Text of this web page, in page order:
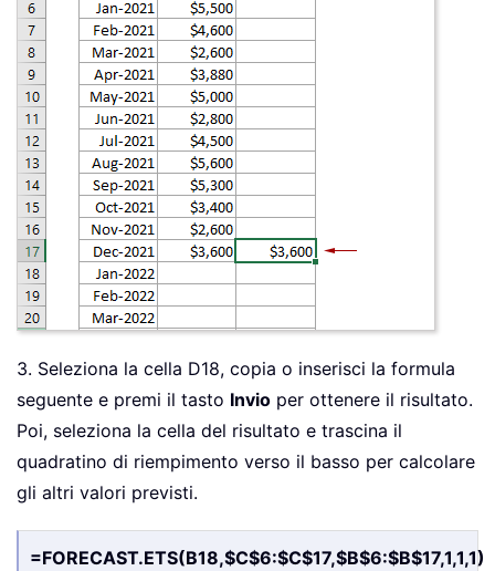
3. Seleziona la cella D18, copia o inserisci la formula
seguente e premi il tasto Invio per ottenere il risultato.
Poi, seleziona la cella del risultato e trascina il
quadratino di riempimento verso il basso per calcolare
gli altri valori previsti.
=FORECAST.ETS(B18,$C$6:$C$17,$B$6:$B$17,1,1,1)